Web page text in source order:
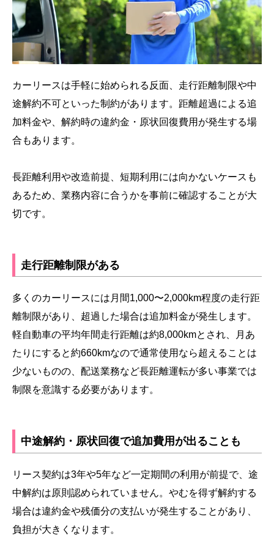
カーリースは手軽に始められる反面、走行距離制限や中
途解約不可といった制約があります。距離超過による追
加料金や、解約時の違約金・原状回復費用が発生する場
合もあります。
長距離利用や改造前提、短期利用には向かないケースも
あるため、業務内容に合うかを事前に確認することが大
切です。
走行距離制限がある
多くのカーリースには月間1,000〜2,000km程度の走行距
離制限があり、超過した場合は追加料金が発生します。
軽自動車の平均年間走行距離は約8,000kmとされ、月あ
たりにすると約660kmなので通常使用なら超えることは
少ないものの、配送業務など長距離運転が多い事業では
制限を意識する必要があります。
中途解約・原状回復で追加費用が出ることも
リース契約は3年や5年など一定期間の利用が前提で、途
中解約は原則認められていません。やむを得ず解約する
場合は違約金や残価分の支払いが発生することがあり、
負担が大きくなります。